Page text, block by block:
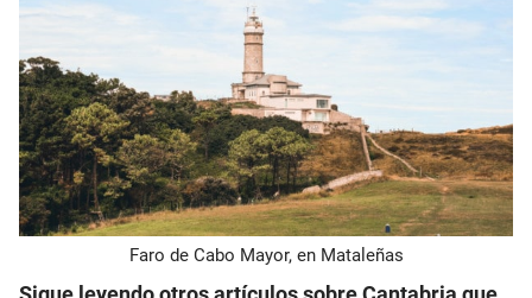
Faro de Cabo Mayor, en Mataleñas